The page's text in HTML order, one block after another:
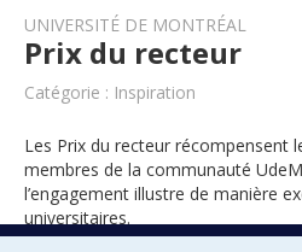
UNIVERSITÉ DE MONTRÉAL
Prix du recteur
Catégorie : Inspiration
Les Prix du recteur récompensent
membres de la communauté
l’engagement illustre de manière
universitaires.